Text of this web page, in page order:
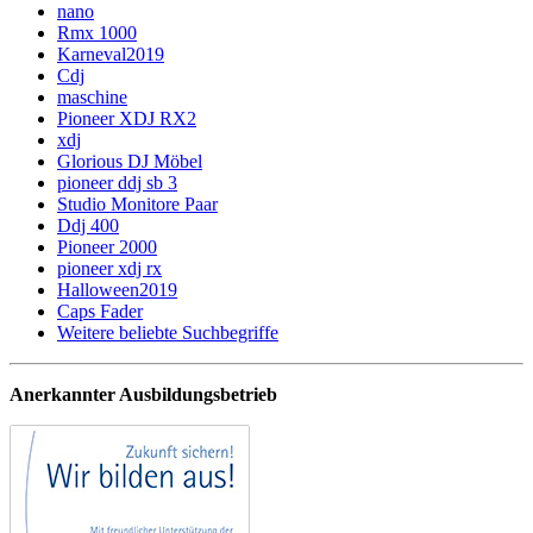
nano
Rmx 1000
Karneval2019
Cdj
maschine
Pioneer XDJ RX2
xdj
Glorious DJ Möbel
pioneer ddj sb 3
Studio Monitore Paar
Ddj 400
Pioneer 2000
pioneer xdj rx
Halloween2019
Caps Fader
Weitere beliebte Suchbegriffe
Anerkannter Ausbildungsbetrieb